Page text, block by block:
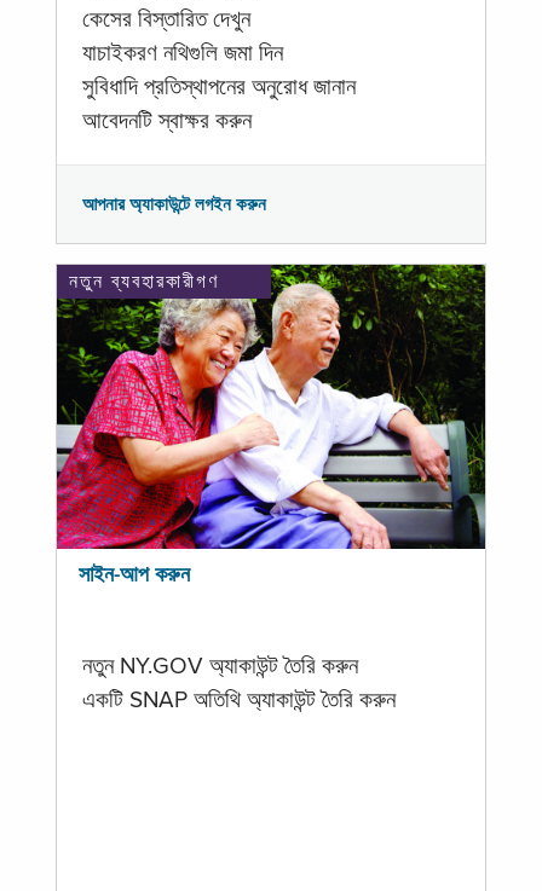
কেসের বিস্তারিত দেখুন
যাচাইকরণ নথিগুলি জমা দিন
সুবিধাদি প্রতিস্থাপনের অনুরোধ জানান
আবেদনটি স্বাক্ষর করুন
আপনার অ্যাকাউন্টে লগইন করুন
নতুন ব্যবহারকারীগণ
সাইন-আপ করুন
নতুন NY.GOV অ্যাকাউন্ট তৈরি করুন
একটি SNAP অতিথি অ্যাকাউন্ট তৈরি করুন